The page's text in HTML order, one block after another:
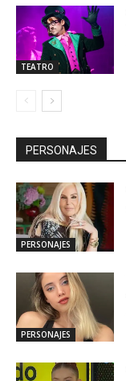
TEATRO
PERSONAJES
PERSONAJES
PERSONAJES